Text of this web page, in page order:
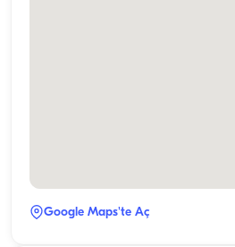
Google Maps'te Aç